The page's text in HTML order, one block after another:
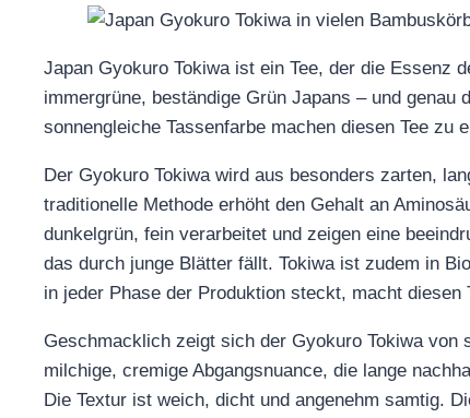
Japan Gyokuro Tokiwa ist ein Tee, der die Essenz
immergrüne, beständige Grün Japans – und
sonnengleiche Tassenfarbe machen diesen Tee
Der Gyokuro Tokiwa wird aus besonders zarten,
traditionelle Methode erhöht den Gehalt an
dunkelgrün, fein verarbeitet und zeigen eine
das durch junge Blätter fällt. Tokiwa ist zudem in
in jeder Phase der Produktion steckt, macht
Geschmacklich zeigt sich der Gyokuro Tokiwa
milchige, cremige Abgangsnuance, die lange
Die Textur ist weich, dicht und angenehm samtig.